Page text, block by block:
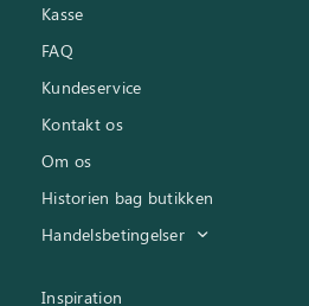
Kasse
FAQ
Kundeservice
Kontakt os
Om os
Historien bag butikken
Handelsbetingelser
Inspiration